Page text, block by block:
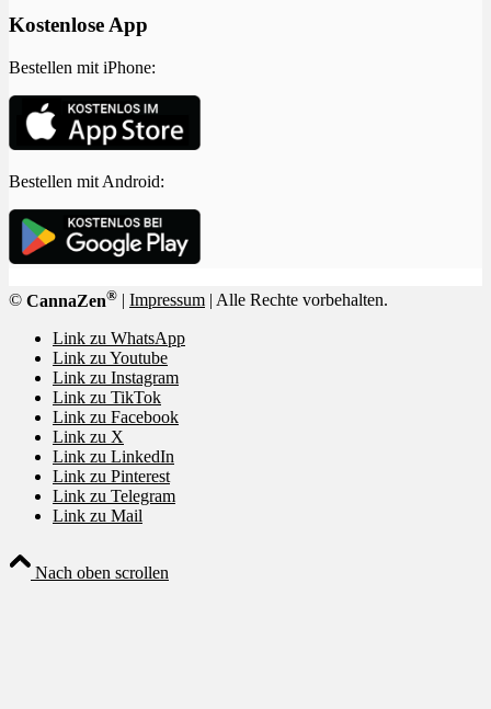
Kostenlose App
Bestellen mit iPhone:
Bestellen mit Android:
© CannaZen® Impressum | Alle Rechte vorbehalten.
Link zu WhatsApp
Link zu Youtube
Link zu Instagram
Link zu TikTok
Link zu Facebook
Link zu X
Link zu LinkedIn
Link zu Pinterest
Link zu Telegram
Link zu Mail
Nach oben scrollen